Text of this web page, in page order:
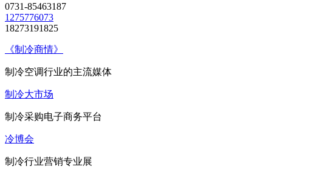
0731-85463187
1275776073
18273191825
《制冷商情》
制冷空调行业的主流媒体
制冷大市场
制冷采购电子商务平台
冷博会
制冷行业营销专业展